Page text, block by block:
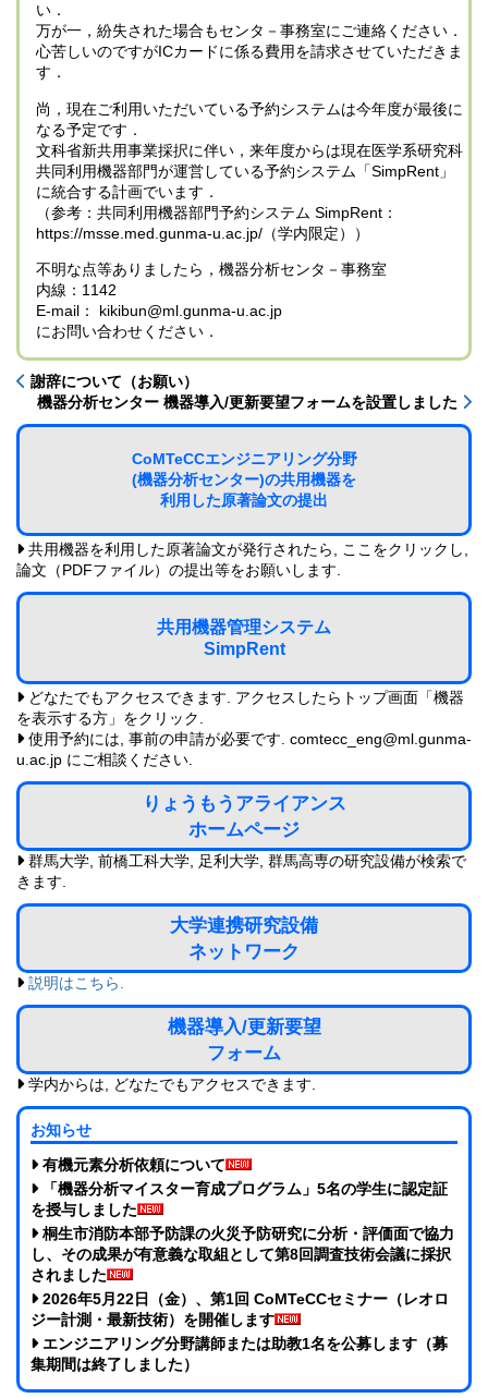
い．
万が一，紛失された場合もセンタ－事務室にご連絡ください．
心苦しいのですがICカードに係る費用を請求させていただきま
す．
尚，現在ご利用いただいている予約システムは今年度が最後に
なる予定です．
文科省新共用事業採択に伴い，来年度からは現在医学系研究科
共同利用機器部門が運営している予約システム「SimpRent」
に統合する計画でいます．
（参考：共同利用機器部門予約システム SimpRent：
https://msse.med.gunma-u.ac.jp/（学内限定））
不明な点等ありましたら，機器分析センタ－事務室
内線：1142
E-mail： kikibun@ml.gunma-u.ac.jp
にお問い合わせください．
謝辞について（お願い）
機器分析センター 機器導入/更新要望フォームを設置しました
CoMTeCCエンジニアリング分野
(機器分析センター)の共用機器を
利用した原著論文の提出
共用機器を利用した原著論文が発行されたら, ここをクリックし,
論文（PDFファイル）の提出等をお願いします.
共用機器管理システム
SimpRent
どなたでもアクセスできます. アクセスしたらトップ画面「機器
を表示する方」をクリック.
使用予約には, 事前の申請が必要です. comtecc_eng@ml.gunma-
u.ac.jp にご相談ください.
りょうもうアライアンス
ホームページ
群馬大学, 前橋工科大学, 足利大学, 群馬高専の研究設備が検索で
きます.
大学連携研究設備
ネットワーク
説明はこちら.
機器導入/更新要望
フォーム
学内からは, どなたでもアクセスできます.
お知らせ
有機元素分析依頼について
「機器分析マイスター育成プログラム」5名の学生に認定証
を授与しました
桐生市消防本部予防課の火災予防研究に分析・評価面で協力
し、その成果が有意義な取組として第8回調査技術会議に採択
されました
2026年5月22日（金）、第1回 CoMTeCCセミナー（レオロ
ジー計測・最新技術）を開催します
エンジニアリング分野講師または助教1名を公募します（募
集期間は終了しました）